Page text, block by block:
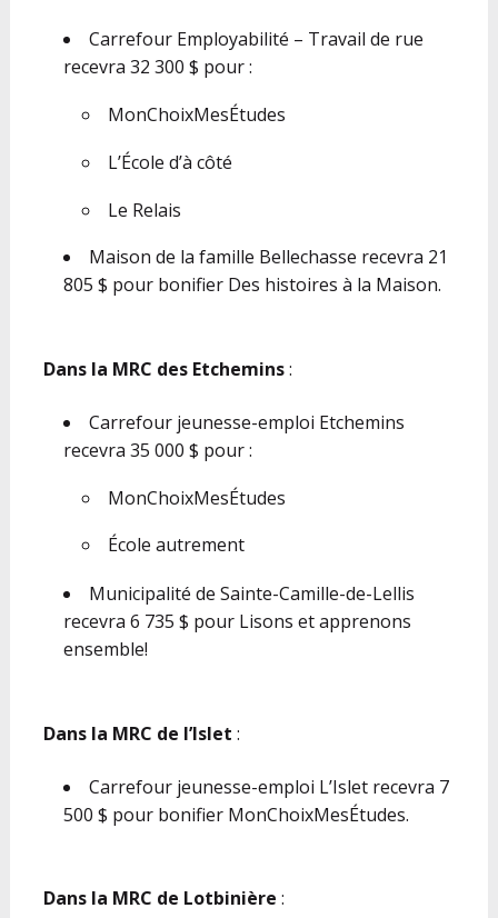
Carrefour Employabilité – Travail de rue
recevra 32 300 $ pour :
MonChoixMesÉtudes
L’École d’à côté
Le Relais
Maison de la famille Bellechasse recevra 21
805 $ pour bonifier Des histoires à la Maison.
Dans la MRC des Etchemins:
Carrefour jeunesse-emploi Etchemins
recevra 35 000 $ pour :
MonChoixMesÉtudes
École autrement
Municipalité de Sainte-Camille-de-Lellis
recevra 6 735 $ pour Lisons et apprenons
ensemble!
Dans la MRC de l’Islet :
Carrefour jeunesse-emploi L’Islet recevra 7
500 $ pour bonifier MonChoixMesÉtudes.
Dans la MRC de Lotbinière :